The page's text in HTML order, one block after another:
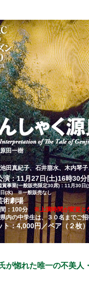
田一樹
政常
田真紀子、石井萠水、木内琴
演：11月27日(土)16時30
賞事業(一般販売限定30席)：11月30
日(水) ※一般販売なし
術劇場
間：100分 ※上演時間が変更と
内の中学生は、３０名までご
ト：4,000円／ペア（２枚
が惚れた唯一の不美人